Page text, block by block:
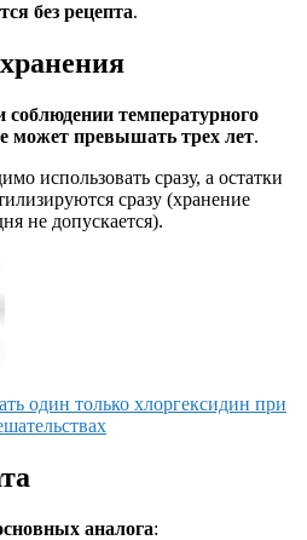
без рецепта.
соблюдении температурного
может превышать трех лет.
использовать сразу, а остатки
сразу (хранение
не допускается).
один только хлоргексидин при
аналога: